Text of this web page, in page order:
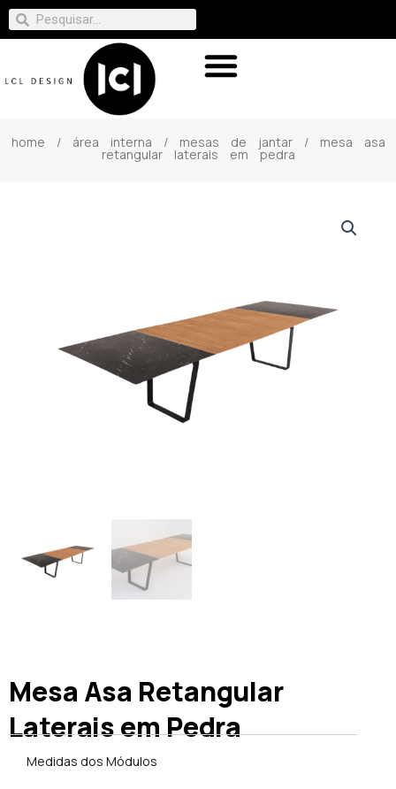
home / área interna / mesas de jantar/ mesa asa
retangular laterais em pedra
Mesa Asa Retangular
Laterais em Pedra
Medidas dos Módulos